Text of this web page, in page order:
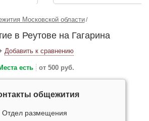
Московской области
в Реутове на Гагарина
Добавить к сравнению
есть от 500 руб.
общежития
Отдел размещения